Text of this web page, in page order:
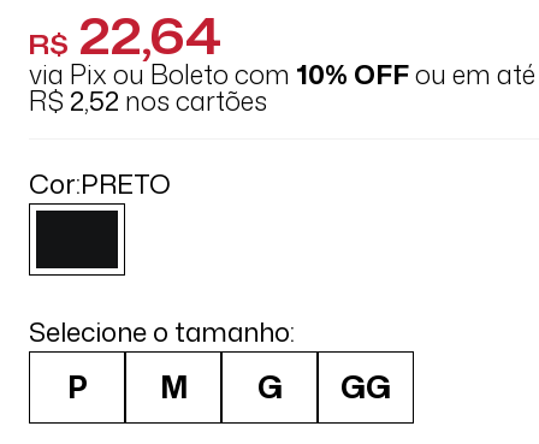
R$ 22,64
via Pix ou Boleto com 10% OFFou em
R$ 2,52 nos cartões
Cor:PRETO
Selecione o tamanho:
P M G GG